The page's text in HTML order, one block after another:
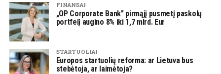
FINANSAI
„OP Corporate Bank” pirmąjį pusmetį paskolų
portfelį augino 8% iki 1,7 mlrd. Eur
STARTUOLIAI
Europos startuolių reforma: ar Lietuva bus
stebėtoja, ar laimėtoja?